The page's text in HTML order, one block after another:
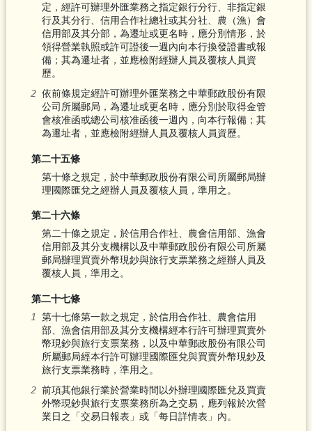
定，經許可辦理外匯業務之指定銀行分行、非指定銀
行及其分行、信用合作社總社或其分社、農（漁）會
信用部及其分部，為遷址或更名時，應分別情形，於
領得營業執照或許可證後一週內向本行換發證書或報
備；其為遷址者，並應檢附經辦人員及覆核人員資
歷。
依前條規定經許可辦理外匯業務之中華郵政股份有限
公司所屬郵局，為遷址或更名時，應分別於取得金管
會核准函或總公司核准函後一週內，向本行報備；其
為遷址者，並應檢附經辦人員及覆核人員資歷。
第二十五條
第十條之規定，於中華郵政股份有限公司所屬郵局辦
理國際匯兌之經辦人員及覆核人員，準用之。
第二十六條
第二十條之規定，於信用合作社、農會信用部、漁會
信用部及其分支機構以及中華郵政股份有限公司所屬
郵局辦理買賣外幣現鈔與旅行支票業務之經辦人員及
覆核人員，準用之。
第二十七條
第十七條第一款之規定，於信用合作社、農會信用
部、漁會信用部及其分支機構經本行許可辦理買賣外
幣現鈔與旅行支票業務，以及中華郵政股份有限公司
所屬郵局經本行許可辦理國際匯兌與買賣外幣現鈔及
旅行支票業務時，準用之。
前項其他銀行業於營業時間以外辦理國際匯兌及買賣
外幣現鈔與旅行支票業務所為之交易，應列報於次營
業日之「交易日報表」或「每日詳情表」內。